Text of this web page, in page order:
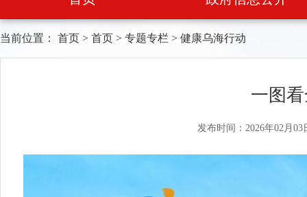
当前位置： 首页 > 首页 > 专题专栏 > 健康乌海行动
一图
发布时间：2026年02月03